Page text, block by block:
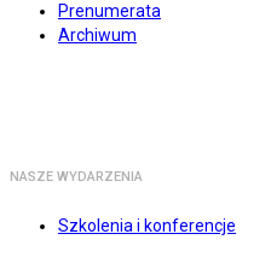
Prenumerata
Archiwum
NASZE WYDARZENIA
Szkolenia i konferencje